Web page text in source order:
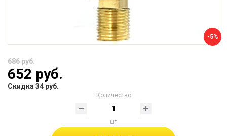
-5%
686 руб.
652 руб.
Скидка 34 руб.
Количество
шт